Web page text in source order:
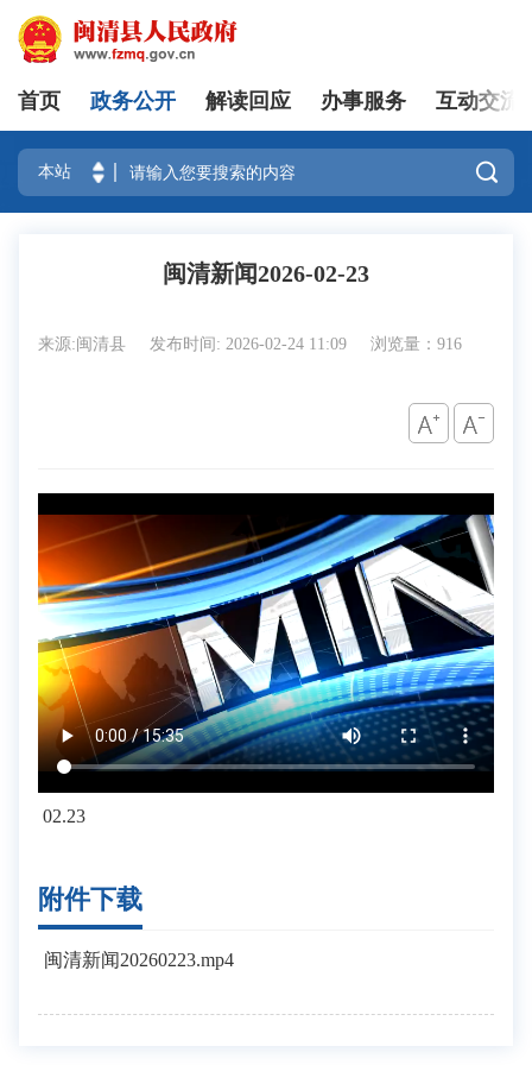
登录
首页 政务公开 解读回应 办事服务 互动交流

闽清新闻2026-02-23
来源:闽清县 发布时间: 2026-02-24 11:09 浏览量：916
02.23
附件下载
闽清新闻20260223.mp4